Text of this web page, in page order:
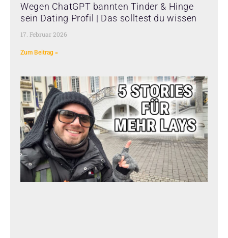
Wegen ChatGPT bannten Tinder & Hinge
sein Dating Profil | Das solltest du wissen
17. Februar 2026
Zum Beitrag »